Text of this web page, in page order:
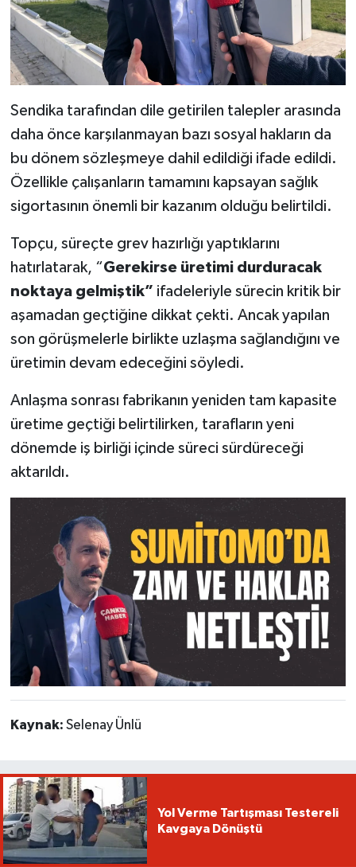
Sendika tarafından dile getirilen talepler arasında
daha önce karşılanmayan bazı sosyal hakların da
bu dönem sözleşmeye dahil edildiği ifade edildi.
Özellikle çalışanların tamamını kapsayan sağlık
sigortasının önemli bir kazanım olduğu belirtildi.
Topçu, süreçte grev hazırlığı yaptıklarını
hatırlatarak, “Gerekirse üretimi durduracak
noktaya gelmiştik” ifadeleriyle sürecin kritik bir
aşamadan geçtiğine dikkat çekti. Ancak yapılan
son görüşmelerle birlikte uzlaşma sağlandığını ve
üretimin devam edeceğini söyledi.
Anlaşma sonrası fabrikanın yeniden tam kapasite
üretime geçtiği belirtilirken, tarafların yeni
dönemde iş birliği içinde süreci sürdüreceği
aktarıldı.
Kaynak: Selenay Ünlü
Yol Verme Tartışması Testereli
Kavgaya Dönüştü